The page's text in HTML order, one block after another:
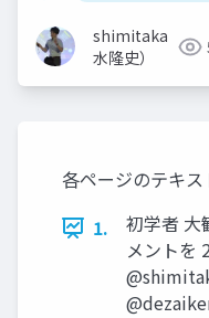
shimitaka（清
水隆史）
各ページのテキス
1.
初学者 大
メントを